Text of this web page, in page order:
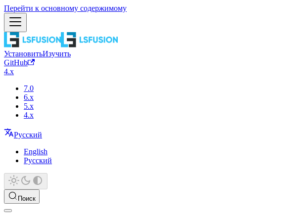
Перейти к основному содержимому
УстановитьИзучить
GitHub
4.x
7.0
6.x
5.x
4.x
Русский
English
Русский
Поиск